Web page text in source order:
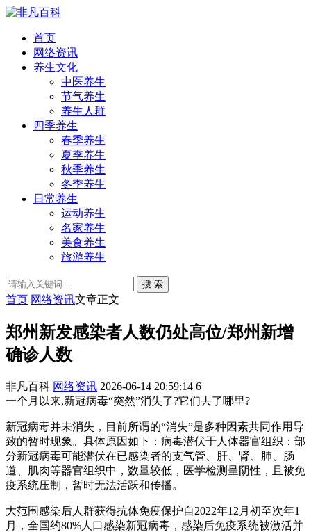
首页
网络资讯
养生文化
中医养生
节气养生
养生人群
四季养生
春季养生
夏季养生
秋季养生
冬季养生
日常养生
运动养生
名家养生
美食养生
旅游养生
搜 索
首页 网络资讯文章正文
郑州新发感染者人数仍处高位/郑州新增
确诊人数
非凡百科 网络资讯 2026-06-14 20:59:14 6
一个月以来,新冠病毒“突然”消失了?它们去了哪里?
新冠病毒并未消失，目前所谓的“消失”是多种因素共同作用导
致的暂时现象。具体原因如下：病毒潜伏于人体器官组织：部
分新冠病毒可能潜伏在已感染者的支气管、肝、肾、肺、肠
道、肌肉等器官组织中，数量较低，医学检测呈阴性，且被免
疫系统压制，暂时无法活跃和传播。
大范围感染后人群获得抗体免疫保护自2022年12月初至次年1
月，全国约80%人口感染新冠病毒，感染后免疫系统被激活并